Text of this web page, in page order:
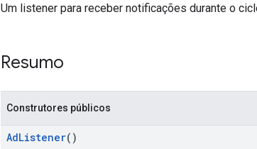
Um listener para receber notificações durante o
Resumo
Construtores públicos
AdListener()